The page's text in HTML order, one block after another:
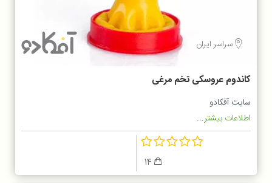
سراسر ایران
کاندوم عروسکی تخم مرغی
سایت آفکادو
اطلاعات بیشتر...
14